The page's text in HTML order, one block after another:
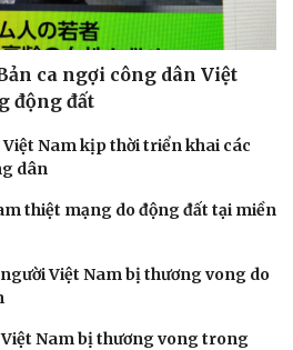
ca ngợi công dân Việt
động đất
Nam kịp thời triển khai các
dân
thiệt mạng do động đất tại miền
Việt Nam bị thương vong do
Nam bị thương vong trong